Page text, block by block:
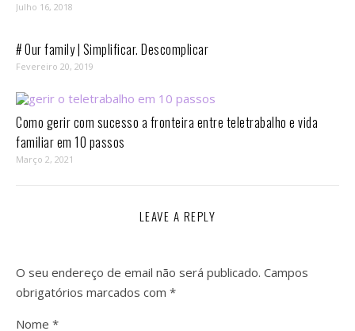
Julho 16, 2018
# Our family | Simplificar. Descomplicar
Fevereiro 20, 2019
Como gerir com sucesso a fronteira entre teletrabalho e vida
familiar em 10 passos⁣
Março 2, 2021
LEAVE A REPLY
O seu endereço de email não será publicado. Campos
obrigatórios marcados com *
Nome *